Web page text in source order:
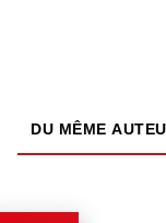
DU MÊME